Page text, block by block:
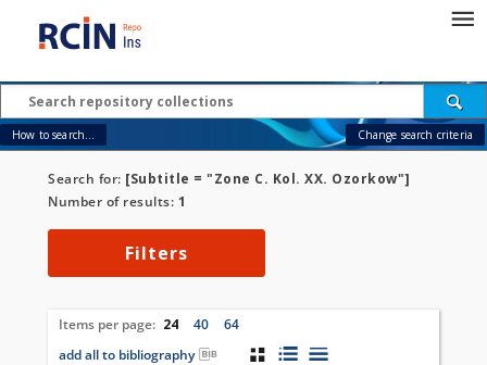
How to search... Change search criteria
Search for: [Subtitle = "Zone C. Kol. XX. Ozorkow"]
Number of results: 1
Filters
Items per page: 24 40
64
add all to bibliography